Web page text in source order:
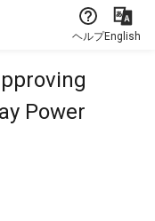
ヘルプEnglish
Power